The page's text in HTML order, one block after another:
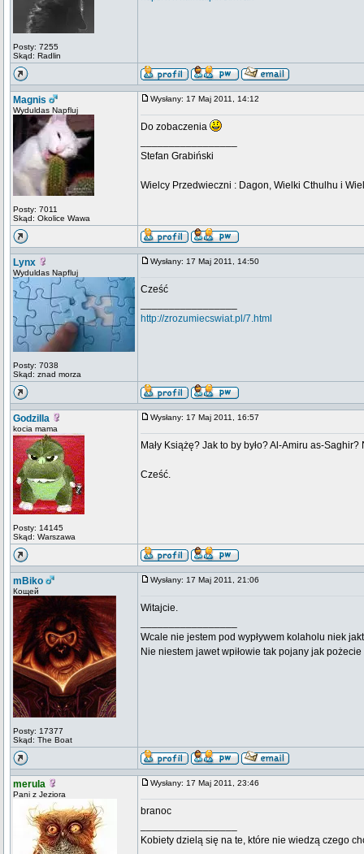
Posty: 7255
Skąd: Radlin
Magnis
Wyduldas Napfluj
Posty: 7011
Skąd: Okolice Wawa
Wysłany: 17 Maj 2011, 14:12
Do zobaczenia
Stefan Grabiński
Wielcy Przedwieczni : Dagon, Wielki Cthulhu i
Lynx
Wyduldas Napfluj
Posty: 7038
Skąd: znad morza
Wysłany: 17 Maj 2011, 14:50
Cześć
http://zrozumiecswiat.pl/7.html
Godzilla
kocia mama
Posty: 14145
Skąd: Warszawa
Wysłany: 17 Maj 2011, 16:57
Mały Książę? Jak to by było? Al-Amiru as-
Cześć.
mBiko
Кощей
Posty: 17377
Skąd: The Boat
Wysłany: 17 Maj 2011, 21:06
Witajcie.
Wcale nie jestem pod wypływem kolaholu niek
Nie niestem jawet wpiłowie tak pojany jak
merula
Pani z Jeziora
Wysłany: 17 Maj 2011, 23:46
branoc
Kobiety dzielą się na te, które nie wiedzą czego